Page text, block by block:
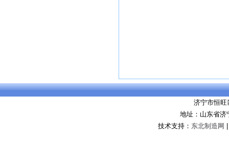
济宁市恒旺
地址：山东省济
技术支持： 东北制造网